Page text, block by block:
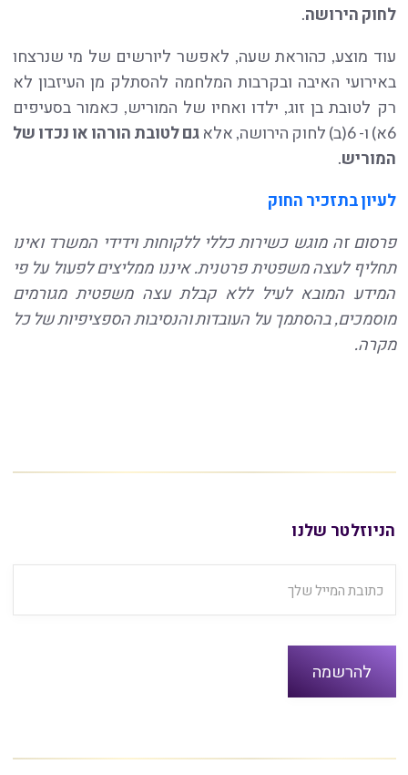
לחוק הירושה.
עוד מוצע, כהוראת שעה, לאפשר ליורשים של מי שנרצחו
באירועי האיבה ובקרבות המלחמה להסתלק מן העיזבון לא
רק לטובת בן זוג, ילדו ואחיו של המוריש, כאמור בסעיפים
6א) ו- 6(ב) לחוק הירושה, אלא
גם לטובת הורהו או נכדו של
המוריש.
לעיון בתזכיר החוק
פרסום זה מוגש כשירות כללי ללקוחות וידידי המשרד ואינו
תחליף לעצה משפטית פרטנית. איננו ממליצים לפעול על פי
המידע המובא לעיל ללא קבלת עצה משפטית מגורמים
מוסמכים, בהסתמך על העובדות והנסיבות הספציפיות של כל
מקרה.
הניוזלטר שלנו